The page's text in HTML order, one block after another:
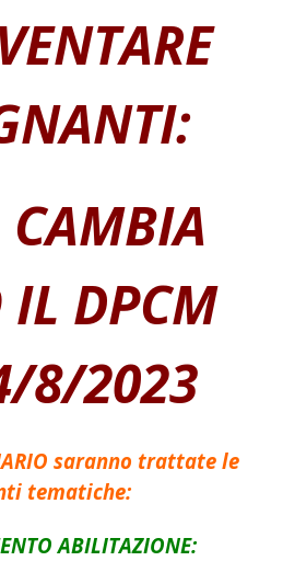
CAMBIA
IL DPCM
8/2023
saranno trattate le
tematiche:
ABILITAZIONE: